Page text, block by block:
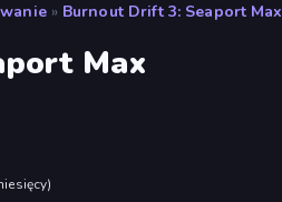
» Burnout Drift 3: Seaport Max
Max
)